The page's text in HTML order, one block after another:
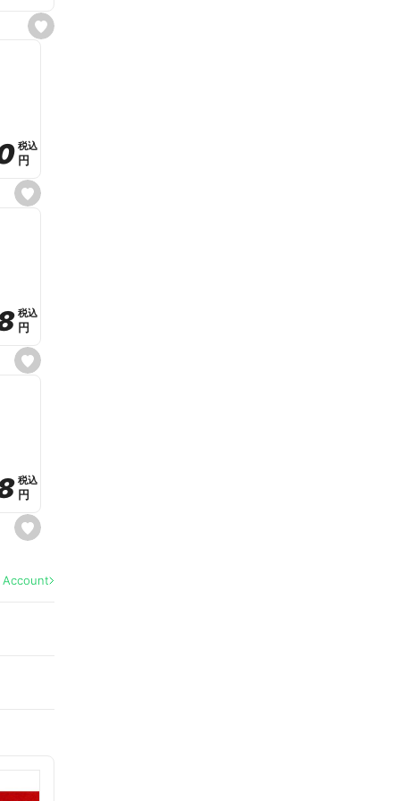
s
e
s
e
e
税込
税込
円
円
s
e
e
税込
税込
円
円
s
e
a
税込
税込
円
円